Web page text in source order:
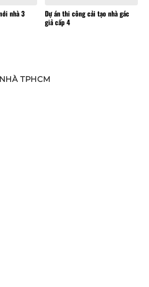
nhà 3
Dự án thi công cải tạo nhà gác
giả cấp 4
TPHCM